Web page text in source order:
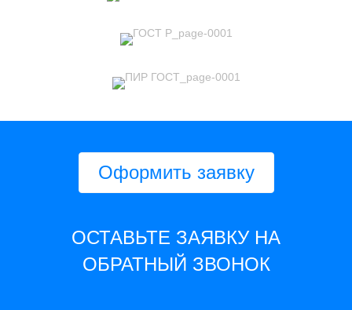
Оформить заявку
ОСТАВЬТЕ ЗАЯВКУ НА
ОБРАТНЫЙ ЗВОНОК